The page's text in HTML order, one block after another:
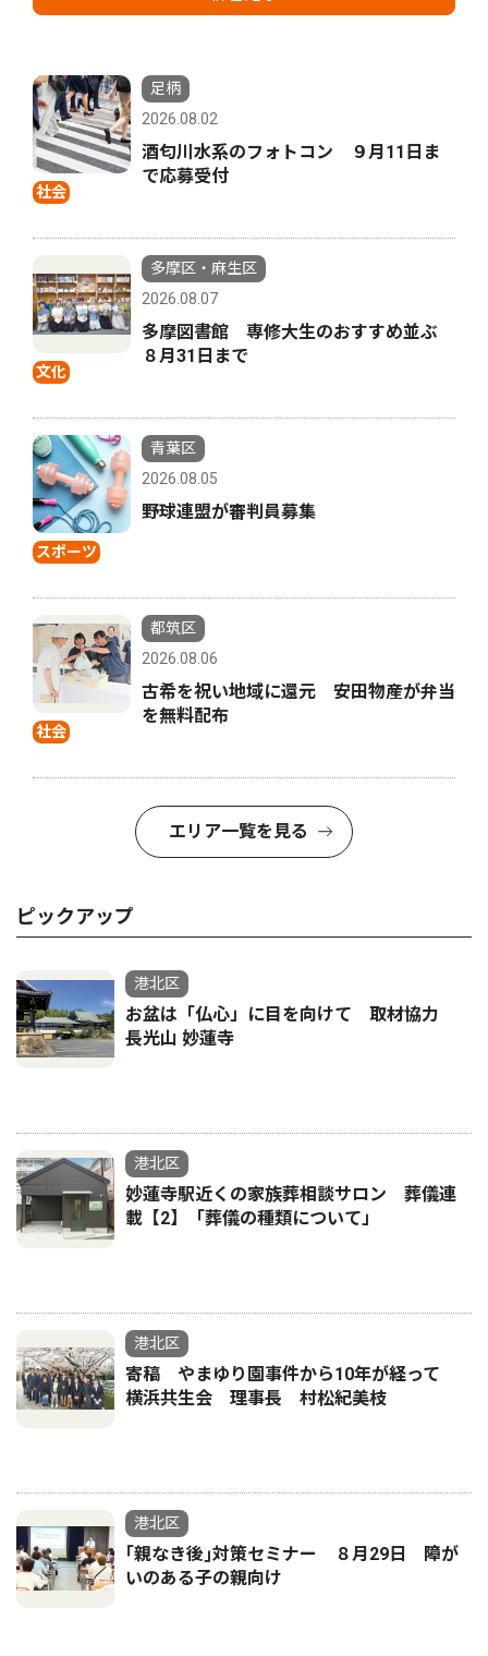
社会
足柄
2026.08.02
酒匂川水系のフォトコン ９月11日ま
で応募受付
文化
多摩区・麻生区
2026.08.07
多摩図書館 専修大生のおすすめ並ぶ
８月31日まで
スポーツ
青葉区
2026.08.05
野球連盟が審判員募集
社会
都筑区
2026.08.06
古希を祝い地域に還元 安田物産が弁当
を無料配布
エリア一覧を見る
ピックアップ
港北区
お盆は「仏心」に目を向けて 取材協力
長光山 妙蓮寺
港北区
妙蓮寺駅近くの家族葬相談サロン 葬儀連
載【2】「葬儀の種類について」
港北区
寄稿 やまゆり園事件から10年が経って
横浜共生会 理事長 村松紀美枝
港北区
｢親なき後｣対策セミナー ８月29日 障が
いのある子の親向け